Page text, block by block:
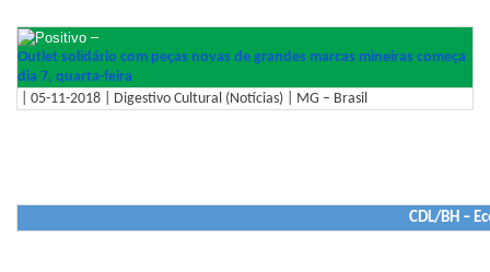
–
Outlet solidário com peças novas de grandes marcas mineiras começa
dia 7, quarta-feira
| 05-11-2018 | Digestivo Cultural (Notícias) | MG – Brasil
CDL/BH –